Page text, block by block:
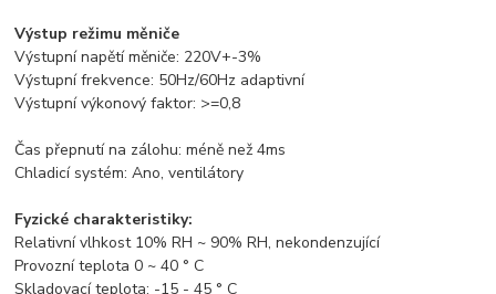
Výstup režimu měniče
Výstupní napětí měniče: 220V+-3%
Výstupní frekvence: 50Hz/60Hz adaptivní
Výstupní výkonový faktor: >=0,8
Čas přepnutí na zálohu: méně než 4ms
Chladicí systém: Ano, ventilátory
Fyzické charakteristiky:
Relativní vlhkost 10% RH ~ 90% RH, nekondenzující
Provozní teplota 0 ~ 40 ° C
Skladovací teplota: -15 - 45 ° C